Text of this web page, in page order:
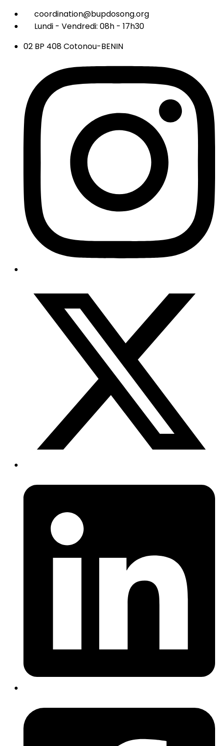
coordination@bupdosong.org
Lundi - Vendredi: 08h - 17h30
02 BP 408 Cotonou-BENIN